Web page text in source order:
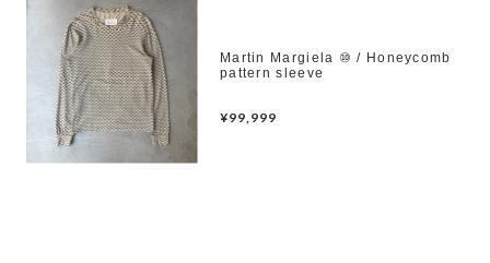
Martin Margiela ⑩ / Honeycomb
pattern sleeve
¥99,999